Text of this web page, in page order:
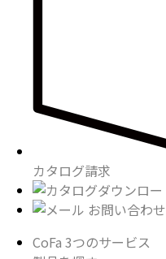
カタログ請求
お問い合わせ
CoFa 3つのサービス